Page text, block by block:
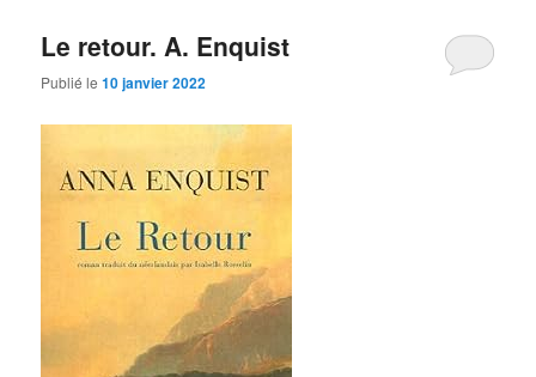
Le retour. A. Enquist
Publié le10 janvier 2022